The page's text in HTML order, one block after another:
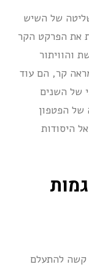
של השיש
את הפרקט הקר
והוויתור
קר, הם עוד
של השנים
של הפטפון
היסודות
קשה להתעלם